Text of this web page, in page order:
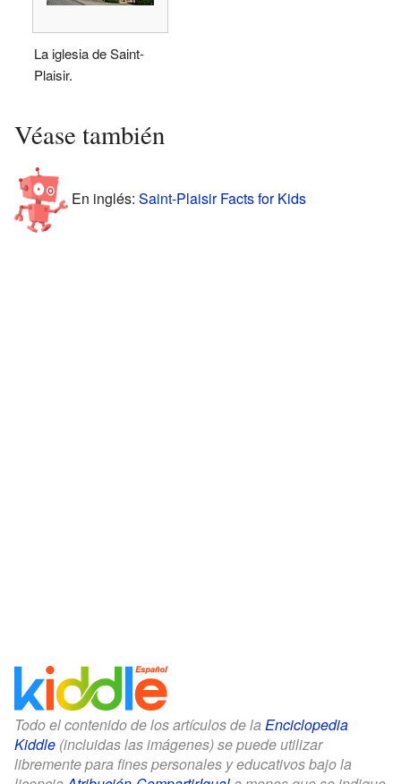
La iglesia de Saint-
Plaisir.
Véase también
En inglés: Saint-Plaisir Facts for Kids
Todo el contenido de los artículos de la Enciclopedia
Kiddle (incluidas las imágenes) se puede utilizar
libremente para fines personales y educativos bajo la